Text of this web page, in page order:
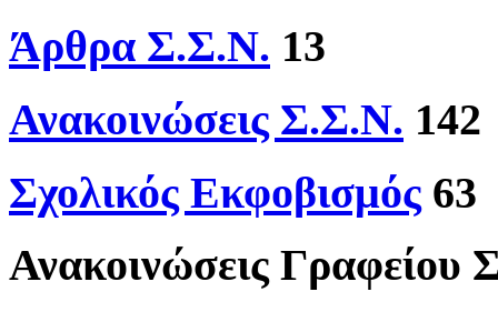
Άρθρα Σ.Σ.Ν. 13
Ανακοινώσεις Σ.Σ.Ν. 142
Σχολικός Εκφοβισμός 63
Ανακοινώσεις Γραφείου